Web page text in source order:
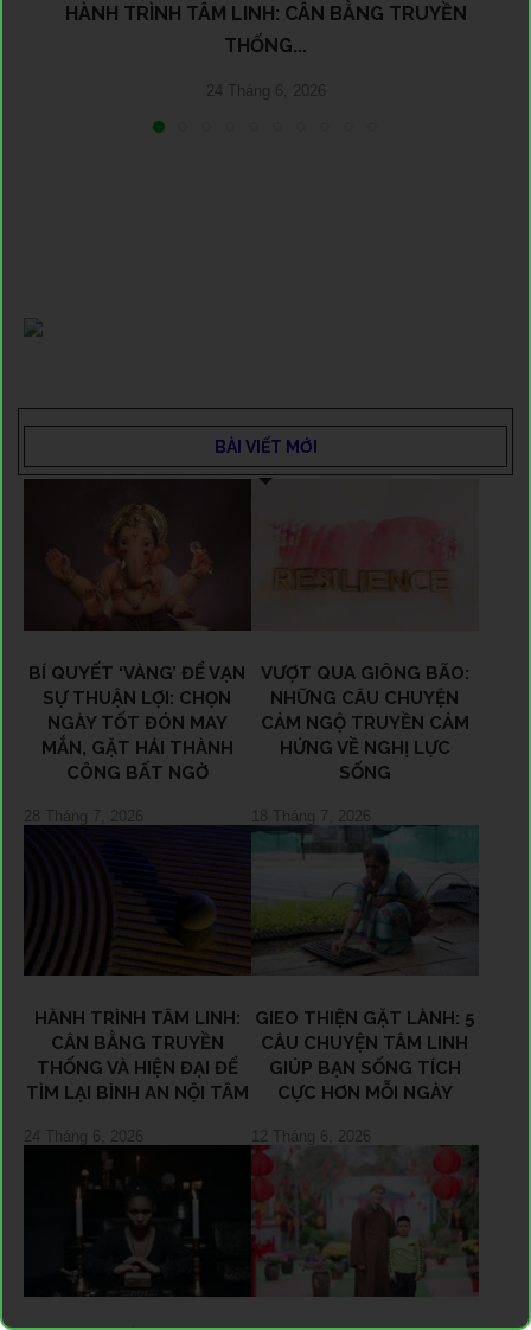
HÀNH TRÌNH TÂM LINH: CÂN BẰNG TRUYỀN
THỐNG...
24 Tháng 6, 2026
BÀI VIẾT MỚI
BÍ QUYẾT ‘VÀNG’ ĐỂ VẠN
SỰ THUẬN LỢI: CHỌN
NGÀY TỐT ĐÓN MAY
MẮN, GẶT HÁI THÀNH
CÔNG BẤT NGỜ
28 Tháng 7, 2026
VƯỢT QUA GIÔNG BÃO:
NHỮNG CÂU CHUYỆN
CẢM NGỘ TRUYỀN CẢM
HỨNG VỀ NGHỊ LỰC
SỐNG
18 Tháng 7, 2026
HÀNH TRÌNH TÂM LINH:
CÂN BẰNG TRUYỀN
THỐNG VÀ HIỆN ĐẠI ĐỂ
TÌM LẠI BÌNH AN NỘI TÂM
24 Tháng 6, 2026
GIEO THIỆN GẶT LÀNH: 5
CÂU CHUYỆN TÂM LINH
GIÚP BẠN SỐNG TÍCH
CỰC HƠN MỖI NGÀY
12 Tháng 6, 2026